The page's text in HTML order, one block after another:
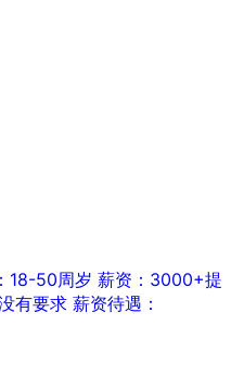
18-50周岁 薪资：3000+提
有要求 薪资待遇：